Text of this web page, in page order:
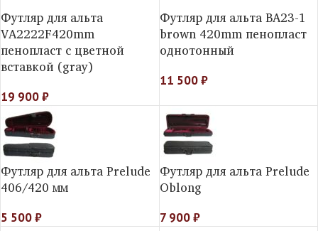
Футляр для альта
VA2222F420mm
пенопласт c цветной
вставкой (gray)
19 900₽
Футляр для альта BA23-1
brown 420mm пенопласт
однотонный
11 500₽
Футляр для альта Prelude
406/420 мм
5 500₽
Футляр для альта Prelude
Oblong
7 900₽